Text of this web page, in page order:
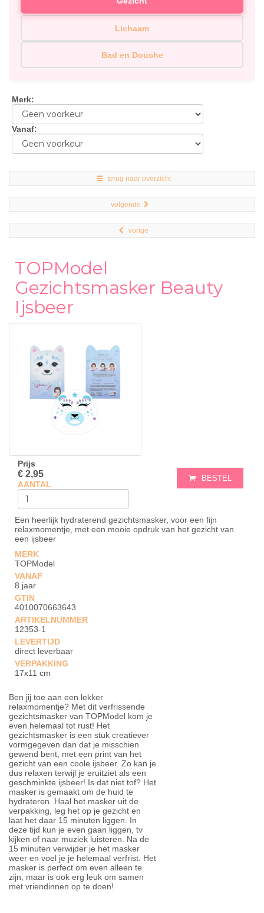
Lichaam
Bad en Douche
Merk:
Vanaf:
terug naar overzicht
volgende
vorige
TOPModel
Gezichtsmasker Beauty
Ijsbeer
Prijs
€ 2,95
AANTAL
BESTEL
Een heerlijk hydraterend gezichtsmasker, voor een fijn
relaxmomentje, met een mooie opdruk van het gezicht van
een ijsbeer
MERK
TOPModel
VANAF
8 jaar
GTIN
4010070663643
ARTIKELNUMMER
12353-1
LEVERTIJD
direct leverbaar
VERPAKKING
17x11 cm
Ben jij toe aan een lekker
relaxmomentje? Met dit verfrissende
gezichtsmasker van TOPModel kom je
even helemaal tot rust! Het
gezichtsmasker is een stuk creatiever
vormgegeven dan dat je misschien
gewend bent, met een print van het
gezicht van een coole ijsbeer. Zo kan je
dus relaxen terwijl je eruitziet als een
geschminkte ijsbeer! Is dat niet tof? Het
masker is gemaakt om de huid te
hydrateren. Haal het masker uit de
verpakking, leg het op je gezicht en
laat het daar 15 minuten liggen. In
deze tijd kun je even gaan liggen, tv
kijken of naar muziek luisteren. Na de
15 minuten verwijder je het masker
weer en voel je je helemaal verfrist. Het
masker is perfect om even alleen te
zijn, maar is ook erg leuk om samen
met vriendinnen op te doen!